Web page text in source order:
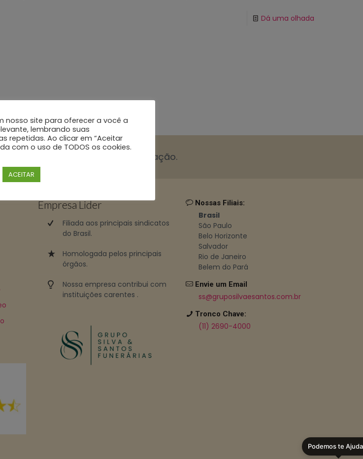
Dá uma olhada
ligue e faça uma cotação.
Empresa Lider
Filiada aos principais sindicatos
do Brasil.
Homologada pelos principais
órgãos.
Nossa empresa contribui com
instituições carentes .
Nossas Filiais:
Brasil
São Paulo
Belo Horizonte
Salvador
Rio de Janeiro
Belem do Pará
Envie um Email
ss@gruposilvaesantos.com.br
Tronco Chave:
(11) 2690-4000
nosso site para oferecer a você a
lembrando suas
repetidas. Ao clicar em “Aceitar
com o uso de TODOS os cookies.
ACEITAR
Podemos te